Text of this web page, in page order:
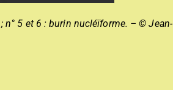
n° 5 et 6 : burin nucléïforme. – © Jean-